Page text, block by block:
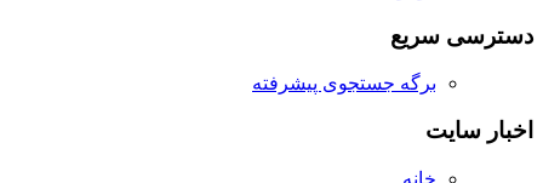
دسترسی سریع
برگه جستجوی پیشرفته
اخبار سایت
خانه